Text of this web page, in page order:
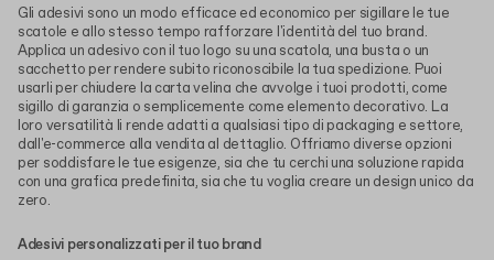
Gli adesivi sono un modo efficace ed economico per sigillare le tue
scatole e allo stesso tempo rafforzare l'identità del tuo brand.
Applica un adesivo con il tuo logo su una scatola, una busta o un
sacchetto per rendere subito riconoscibile la tua spedizione. Puoi
usarli per chiudere la carta velina che avvolge i tuoi prodotti, come
sigillo di garanzia o semplicemente come elemento decorativo. La
loro versatilità li rende adatti a qualsiasi tipo di packaging e settore,
dall'e-commerce alla vendita al dettaglio. Offriamo diverse opzioni
per soddisfare le tue esigenze, sia che tu cerchi una soluzione rapida
con una grafica predefinita, sia che tu voglia creare un design unico da
zero.
Adesivi personalizzati per il tuo brand